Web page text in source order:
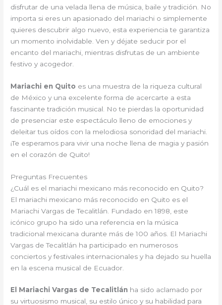
disfrutar de una velada llena de música, baile y tradición. No
importa si eres un apasionado del mariachi o simplemente
quieres descubrir algo nuevo, esta experiencia te garantiza
un momento inolvidable. Ven y déjate seducir por el
encanto del mariachi, mientras disfrutas de un ambiente
festivo y acogedor.
Mariachi en Quito es una muestra de la riqueza cultural
de México y una excelente forma de acercarte a esta
fascinante tradición musical. No te pierdas la oportunidad
de presenciar este espectáculo lleno de emociones y
deleitar tus oídos con la melodiosa sonoridad del mariachi.
¡Te esperamos para vivir una noche llena de magia y pasión
en el corazón de Quito!
Preguntas Frecuentes
¿Cuál es el mariachi mexicano más reconocido en Quito?
El mariachi mexicano más reconocido en Quito es el
Mariachi Vargas de Tecalitlán. Fundado en 1898, este
icónico grupo ha sido una referencia en la música
tradicional mexicana durante más de 100 años. El Mariachi
Vargas de Tecalitlán ha participado en numerosos
conciertos y festivales internacionales y ha dejado su huella
en la escena musical de Ecuador.
El Mariachi Vargas de Tecalitlán ha sido aclamado por
su virtuosismo musical, su estilo único y su habilidad para